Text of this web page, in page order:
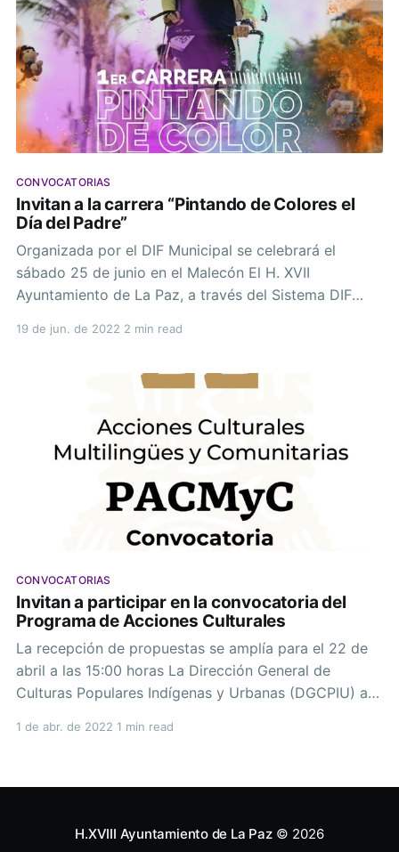
CONVOCATORIAS
Invitan a la carrera “Pintando de Colores el
Día del Padre”
Organizada por el DIF Municipal se celebrará el
sábado 25 de junio en el Malecón El H. XVII
Ayuntamiento de La Paz, a través del Sistema DIF
Dirección General de Inclusión y Diversidad y la
19 de jun. de 2022 2 min read
CONVOCATORIAS
Invitan a participar en la convocatoria del
Programa de Acciones Culturales
La recepción de propuestas se amplía para el 22 de
abril a las 15:00 horas La Dirección General de
Culturas Populares Indígenas y Urbanas (DGCPIU) a
Municipal (DRYM) ha dado a conocer de manera
1 de abr. de 2022 1 min read
H.XVIII Ayuntamiento de La Paz© 2026